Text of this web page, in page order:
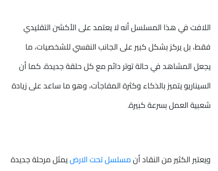
اللافت في هذا المسلسل أنه لا يعتمد على الأكشن التقليدي
فقط، بل يركز بشكل كبير على الجانب النفسي للشخصيات، ما
يجعل المشاهد في حالة توتر دائم مع كل حلقة جديدة. كما أن
السيناريو يتميز بالذكاء وكثرة المفاجآت، وهو ما ساعد على زيادة
شعبية العمل بسرعة كبيرة.
ويعتبر الكثير من النقاد أنمسلسل تحت الارضيمثل مرحلة جديدة